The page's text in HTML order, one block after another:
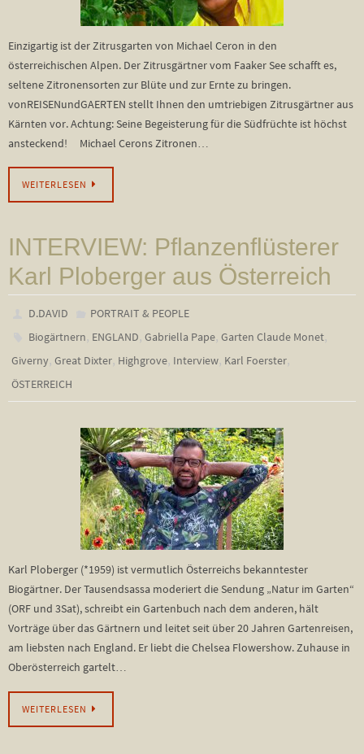
Einzigartig ist der Zitrusgarten von Michael Ceron in den
österreichischen Alpen. Der Zitrusgärtner vom Faaker See schafft es,
seltene Zitronensorten zur Blüte und zur Ernte zu bringen.
vonREISENundGAERTEN stellt Ihnen den umtriebigen Zitrusgärtner aus
Kärnten vor. Achtung: Seine Begeisterung für die Südfrüchte ist höchst
ansteckend! Michael Cerons Zitronen…
WEITERLESEN
INTERVIEW: Pflanzenflüsterer
Karl Ploberger aus Österreich
D.DAVID
PORTRAIT & PEOPLE
Biogärtnern, ENGLAND,Gabriella Pape,Garten Claude Monet,
Giverny, Great Dixter, Highgrove, Interview, Karl Foerster,
ÖSTERREICH
Karl Ploberger (*1959) ist vermutlich Österreichs bekanntester
Biogärtner. Der Tausendsassa moderiert die Sendung „Natur im Garten“
(ORF und 3Sat), schreibt ein Gartenbuch nach dem anderen, hält
Vorträge über das Gärtnern und leitet seit über 20 Jahren Gartenreisen,
am liebsten nach England. Er liebt die Chelsea Flowershow. Zuhause in
Oberösterreich gartelt…
WEITERLESEN